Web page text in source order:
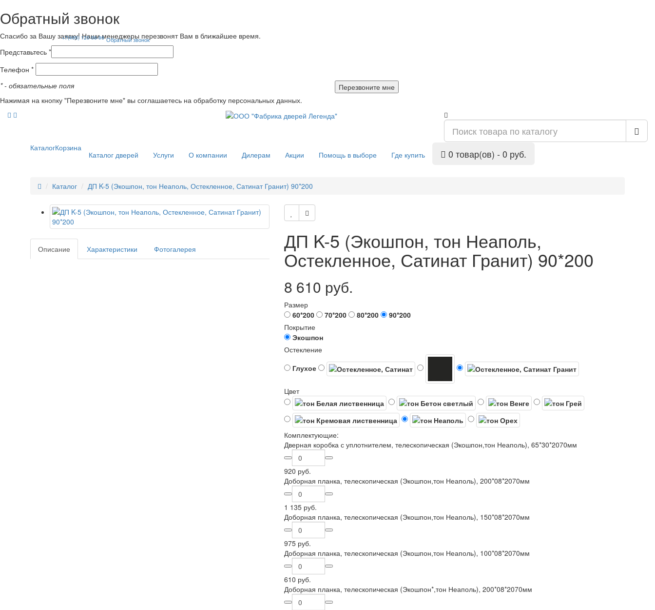
+7(495) 120-56-96 Обратный звонок
Обратный звонок
Спасибо за Вашу заявку! Наши менеджеры перезвонят Вам в ближайшее время.
Представьтесь *
Телефон *
*- обязательные поля
Нажимая на кнопку "Перезвоните мне" вы соглашаетесь на обработку персональных данных.
КаталогКорзина
Каталог дверей Услуги О компании Дилерам Акции Помощь в выборе Где купить 0 товар(ов) - 0 руб.
Каталог ДП K-5 (Экошпон, тон Неаполь, Остекленное, Сатинат Гранит) 90*200
Описание Характеристики Фотогалерея ДП K-5 (Экошпон, тон Неаполь,
Остекленное, Сатинат Гранит) 90*200
8 610 руб.
Размер
60*200
70*200 80*200
90*200
Покрытие
Экошпон
Остекление
Глухое
Цвет
Комплектующие:
Дверная коробка с уплотнителем, телескопическая (Экошпон,тон Неаполь), 65*30*2070мм
920 руб.
Доборная планка, телескопическая (Экошпон,тон Неаполь), 200*08*2070мм
1 135 руб.
Доборная планка, телескопическая (Экошпон,тон Неаполь), 150*08*2070мм
975 руб.
Доборная планка, телескопическая (Экошпон,тон Неаполь), 100*08*2070мм
610 руб.
Доборная планка, телескопическая (Экошпон*,тон Неаполь), 200*08*2070мм